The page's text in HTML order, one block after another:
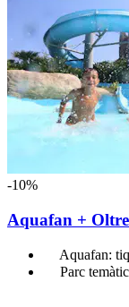
-10%
Aquafan +
Aquafan:
Parc